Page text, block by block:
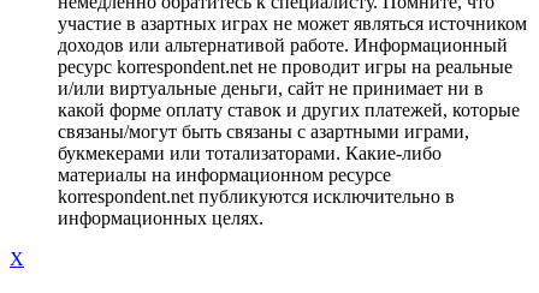
участие в азартных играх не может являться источником
доходов или альтернативой работе. Информационный
ресурс korrespondent.net не проводит игры на реальные
и/или виртуальные деньги, сайт не принимает ни в
какой форме оплату ставок и других платежей, которые
связаны/могут быть связаны с азартными играми,
букмекерами или тотализаторами. Какие-либо
материалы на информационном ресурсе
korrespondent.net публикуются исключительно в
информационных целях.
X